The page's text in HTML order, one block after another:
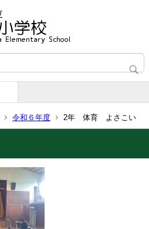
令和６年度 2年 体育 よさこい